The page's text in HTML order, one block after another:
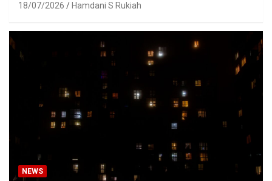
18/07/2026 Hamdani S Rukiah
NEWS